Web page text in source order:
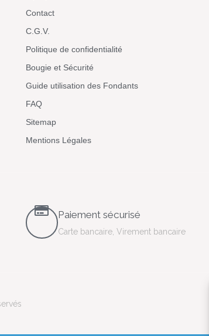
Contact
C.G.V.
Politique de confidentialité
Bougie et Sécurité
Guide utilisation des Fondants
FAQ
Sitemap
Mentions Légales
Paiement sécurisé
Carte bancaire, Virement bancaire